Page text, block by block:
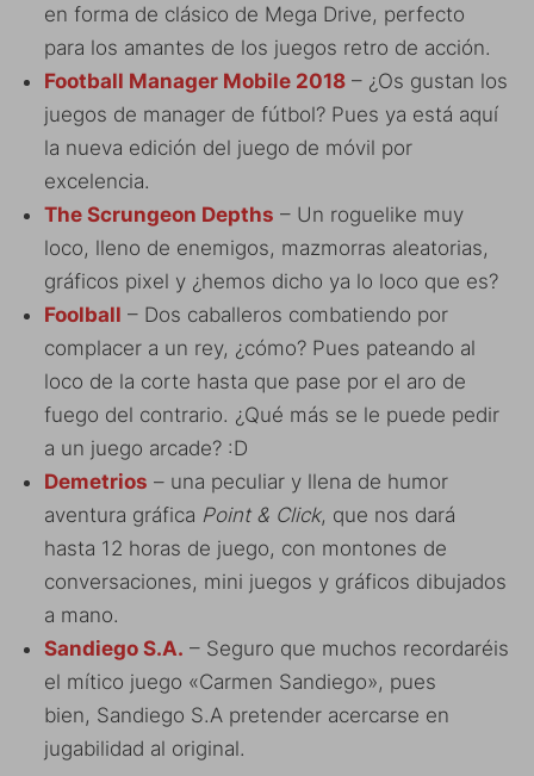
en forma de clásico de Mega Drive, perfecto
para los amantes de los juegos retro de acción.
Football Manager Mobile 2018 – ¿Os gustan los
juegos de manager de fútbol? Pues ya está aquí
la nueva edición del juego de móvil por
excelencia.
The Scrungeon Depths – Un roguelike muy
loco, lleno de enemigos, mazmorras aleatorias,
gráficos pixel y ¿hemos dicho ya lo loco que es?
Foolball – Dos caballeros combatiendo por
complacer a un rey, ¿cómo? Pues pateando al
loco de la corte hasta que pase por el aro de
fuego del contrario. ¿Qué más se le puede pedir
a un juego arcade? :D
Demetrios – una peculiar y llena de humor
aventura gráfica Point & Click, que nos dará
hasta 12 horas de juego, con montones de
conversaciones, mini juegos y gráficos dibujados
a mano.
Sandiego S.A. – Seguro que muchos recordaréis
el mítico juego «Carmen Sandiego», pues
bien, Sandiego S.A pretender acercarse en
jugabilidad al original.